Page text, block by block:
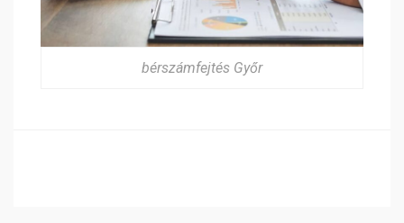
bérszámfejtés Győr